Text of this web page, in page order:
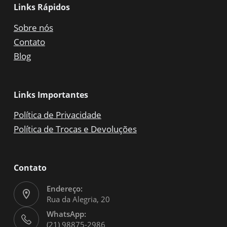
Links Rápidos
Sobre nós
Contato
Blog
Links Importantes
Política de Privacidade
Política de Trocas e Devoluções
Contato
Endereço:
Rua da Alegria, 20
WhatsApp:
(21) 98875-2986